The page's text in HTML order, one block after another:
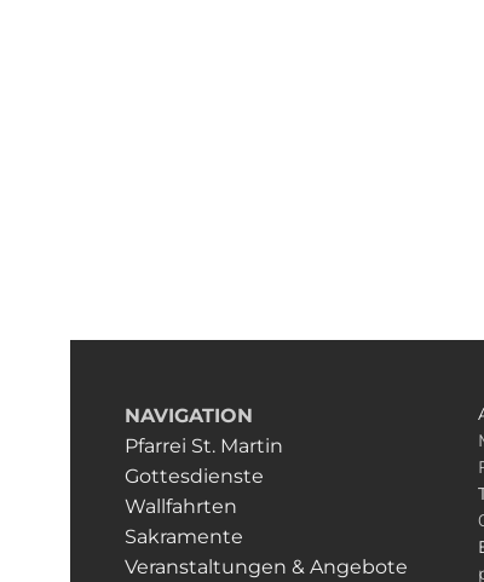
NAVIGATION
Pfarrei St. Martin
Gottesdienste
Wallfahrten
Sakramente
Veranstaltungen & Angebote